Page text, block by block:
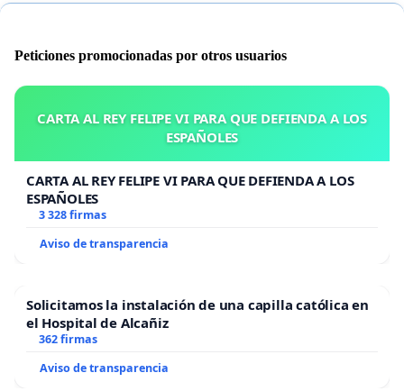
Peticiones promocionadas por otros usuarios
CARTA AL REY FELIPE VI PARA QUE DEFIENDA A LOS
ESPAÑOLES
CARTA AL REY FELIPE VI PARA QUE DEFIENDA A LOS
ESPAÑOLES
3 328 firmas
Aviso de transparencia
Solicitamos la instalación de una capilla católica en
el Hospital de Alcañiz
362 firmas
Aviso de transparencia